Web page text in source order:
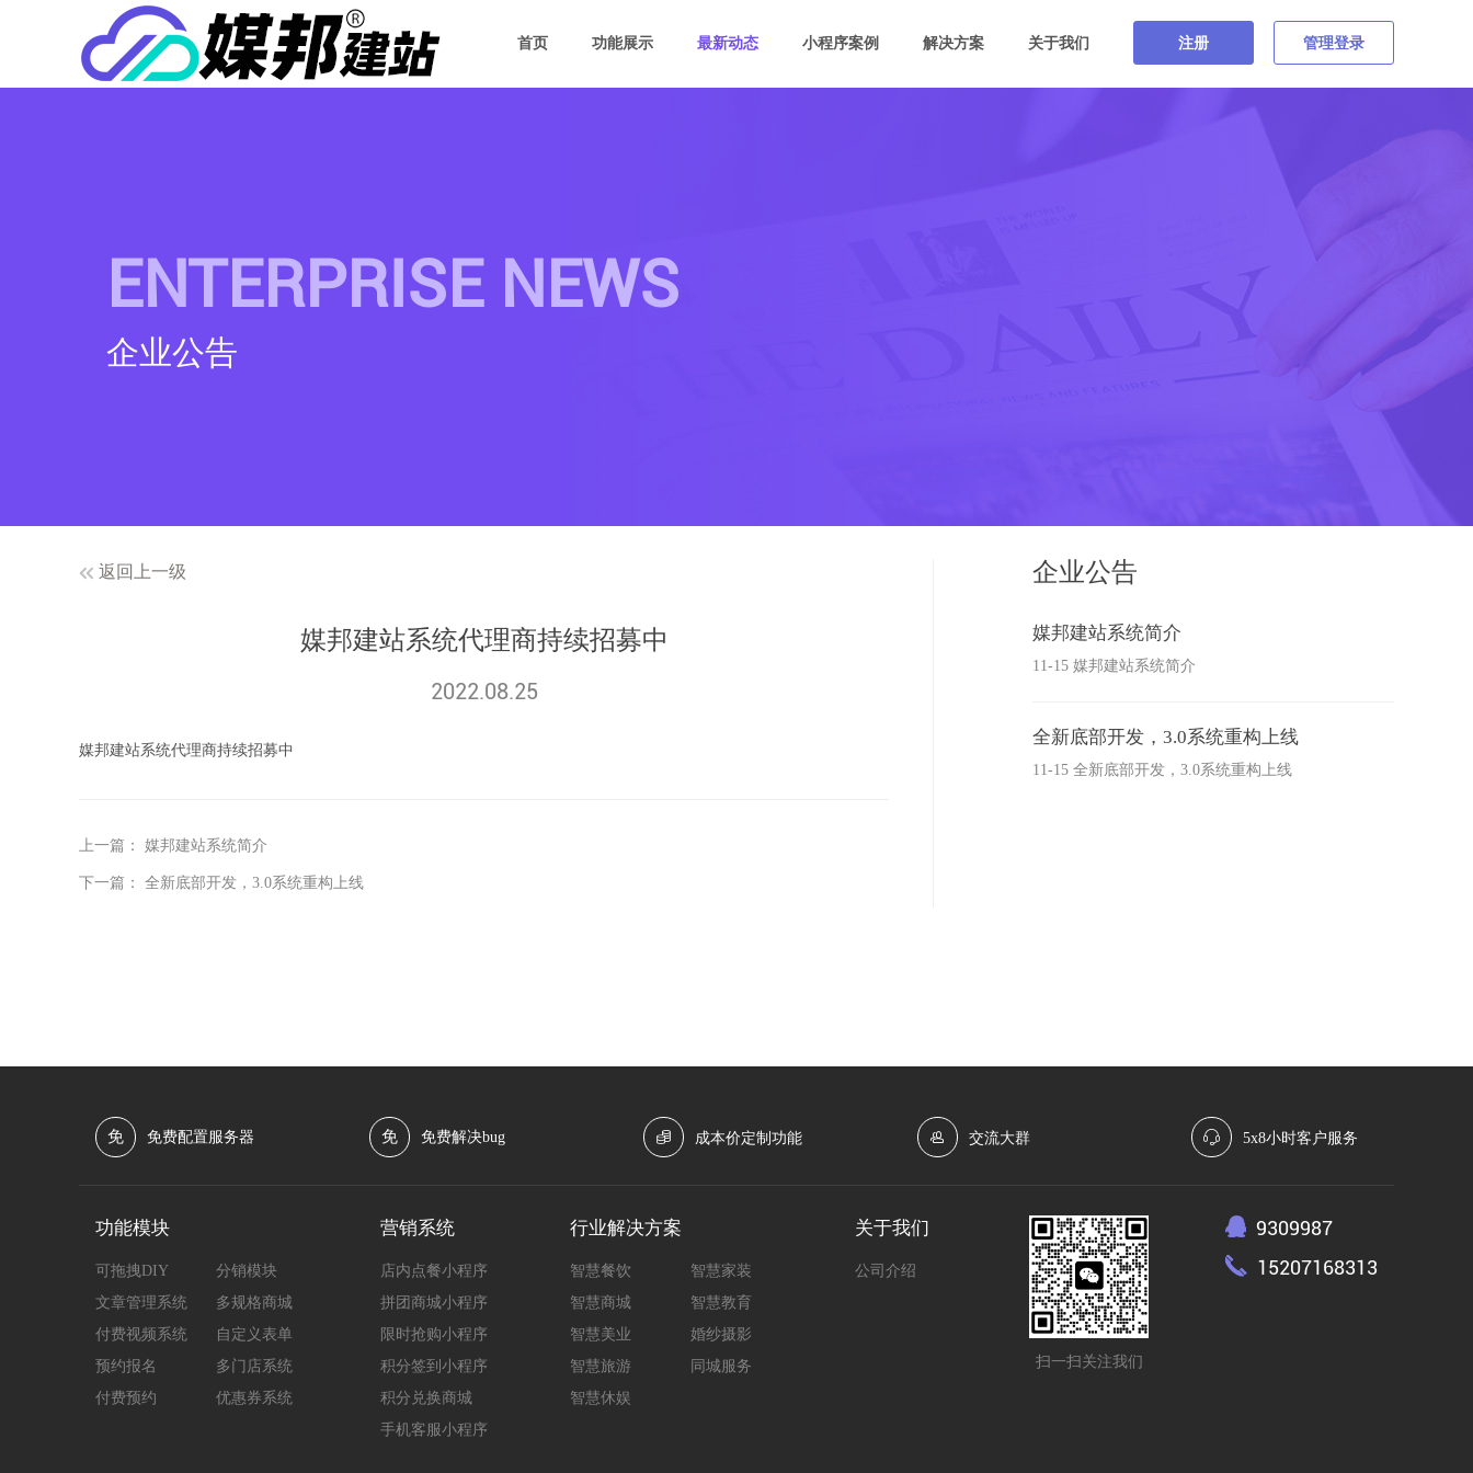
首页 功能展示 最新动态 小程序案例 解决方案 关于我们 注册 管理登录
ENTERPRISE NEWS
企业公告
返回上一级
媒邦建站系统代理商持续招募中
2022.08.25
媒邦建站系统代理商持续招募中
上一篇： 媒邦建站系统简介
下一篇： 全新底部开发，3.0系统重构上线
企业公告
媒邦建站系统简介
11-15 媒邦建站系统简介
全新底部开发，3.0系统重构上线
11-15 全新底部开发，3.0系统重构上线
免 免费配置服务器 免 免费解决bug 成本价定制功能 交流大群 5x8小时客户服务
功能模块
可拖拽DIY
分销模块
文章管理系统
多规格商城
付费视频系统
自定义表单
预约报名
多门店系统
付费预约
优惠券系统
营销系统
店内点餐小程序
拼团商城小程序
限时抢购小程序
积分签到小程序
积分兑换商城
手机客服小程序
行业解决方案
智慧餐饮
智慧家装
智慧商城
智慧教育
智慧美业
婚纱摄影
智慧旅游
同城服务
智慧休娱
关于我们
公司介绍
9309987
15207168313
扫一扫关注我们